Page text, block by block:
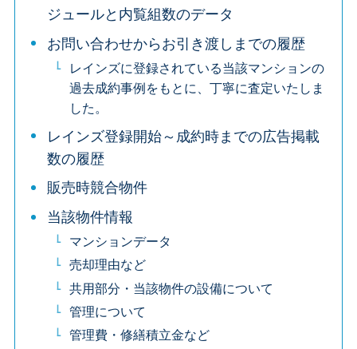
ジュールと内覧組数のデータ
お問い合わせからお引き渡しまでの履歴
レインズに登録されている当該マンションの
過去成約事例をもとに、丁寧に査定いたしま
した。
レインズ登録開始～成約時までの広告掲載
数の履歴
販売時競合物件
当該物件情報
マンションデータ
売却理由など
共用部分・当該物件の設備について
管理について
管理費・修繕積立金など